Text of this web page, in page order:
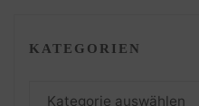
KATEGORIEN
Kategorien